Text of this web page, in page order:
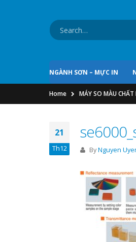
NGÀNH SƠN – MỰC IN
Home MÁY SO MÀU CHẤT
21
Th12 ByNguyen